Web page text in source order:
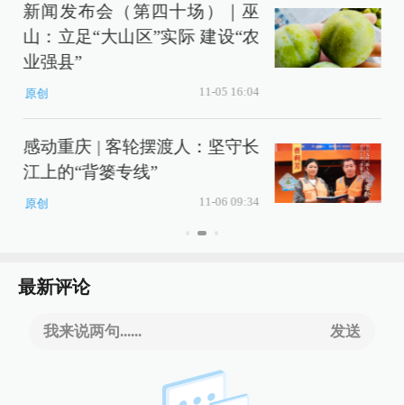
新闻发布会（第四十场）｜巫
山：立足“大山区”实际 建设“农
业强县”
原创 11-05 16:04
感动重庆 | 客轮摆渡人：坚守长
江上的“背篓专线”
原创 11-06 09:34
最新评论
我来说两句...... 发送